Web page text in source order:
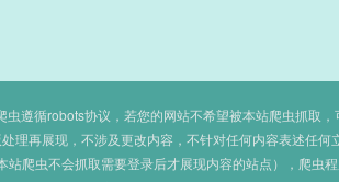
遵循robots协议，若您的网站不希望被本站爬虫抓取，
理再展现，不涉及更改内容，不针对任何内容表述任何立
爬虫不会抓取需要登录后才展现内容的站点），爬虫